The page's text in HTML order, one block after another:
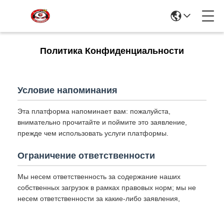
Политика Конфиденциальности
Условие напоминания
Эта платформа напоминает вам: пожалуйста,
внимательно прочитайте и поймите это заявление,
прежде чем использовать услуги платформы.
Ограничение ответственности
Мы несем ответственность за содержание наших
собственных загрузок в рамках правовых норм; мы не
несем ответственности за какие-либо заявления,